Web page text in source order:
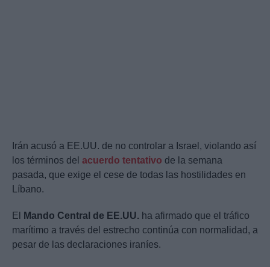
Irán acusó a EE.UU. de no controlar a Israel, violando así
los términos del acuerdo tentativo de la semana
pasada, que exige el cese de todas las hostilidades en
Líbano.
El Mando Central de EE.UU. ha afirmado que el tráfico
marítimo a través del estrecho continúa con normalidad, a
pesar de las declaraciones iraníes.